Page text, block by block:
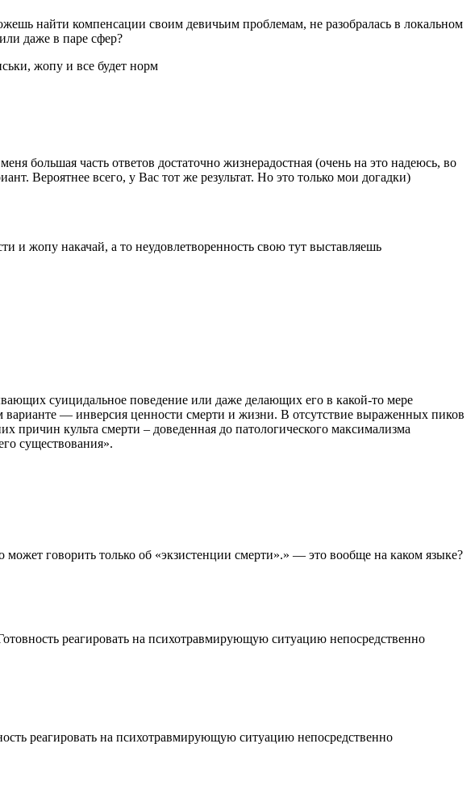
найти компенсации своим девичьим проблемам, не разобралась в локальном
даже в паре сфер?
жопу и все будет норм
большая часть ответов достаточно жизнерадостная (очень на это надеюсь, во
Вероятнее всего, у Вас тот же результат. Но это только мои догадки)
и жопу накачай, а то неудовлетворенность свою тут выставляешь
суицидальное поведение или даже делающих его в какой-то мере
— инверсия ценности смерти и жизни. В отсутствие выраженных пиков
культа смерти – доведенная до патологического максимализма
существования».
говорить только об «экзистенции смерти».» — это вообще на каком языке?
реагировать на психотравмирующую ситуацию непосредственно
реагировать на психотравмирующую ситуацию непосредственно